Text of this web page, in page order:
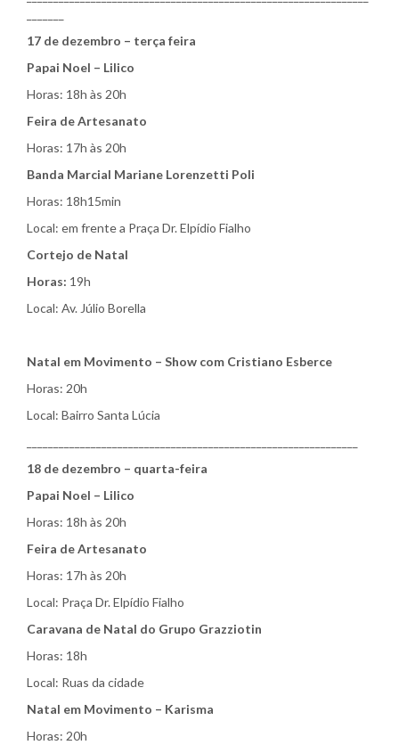
17 de dezembro – terça feira
Papai Noel – Lilico
Horas: 18h às 20h
Feira de Artesanato
Horas: 17h às 20h
Banda Marcial Mariane Lorenzetti Poli
Horas: 18h15min
Local: em frente a Praça Dr. Elpídio Fialho
Cortejo de Natal
Horas: 19h
Local: Av. Júlio Borella
Natal em Movimento – Show com Cristiano Esberce
Horas: 20h
Local: Bairro Santa Lúcia
18 de dezembro – quarta-feira
Papai Noel – Lilico
Horas: 18h às 20h
Feira de Artesanato
Horas: 17h às 20h
Local: Praça Dr. Elpídio Fialho
Caravana de Natal do Grupo Grazziotin
Horas: 18h
Local: Ruas da cidade
Natal em Movimento – Karisma
Horas: 20h